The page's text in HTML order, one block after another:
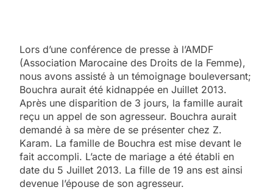
Lors d’une conférence de presse à l’AMDF
(Association Marocaine des Droits de la Femme),
nous avons assisté à un témoignage bouleversant;
Bouchra aurait été kidnappée en Juillet 2013.
Après une disparition de 3 jours, la famille aurait
reçu un appel de son agresseur. Bouchra aurait
demandé à sa mère de se présenter chez Z.
Karam. La famille de Bouchra est mise devant le
fait accompli. L’acte de mariage a été établi en
date du 5 Juillet 2013. La fille de 19 ans est ainsi
devenue l’épouse de son agresseur.